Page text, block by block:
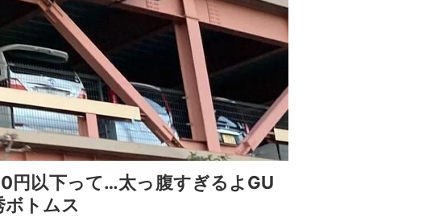
円以下って…太っ腹すぎるよGU
トムス